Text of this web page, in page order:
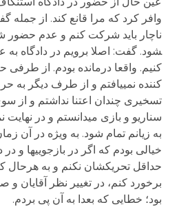
وافر کرد که مرا قانع کند. از جمله
شود. گفت: اصلا برویم در دادگاه به
کنیم. واقعا درمانده بودم. از طرفی
کننده نمی­یافتم و از طرف دیگر به
تسخیری چندان اعتنا نداشتم و از
سناریو و بازی می­دانستم و در
به زیانم تمام شود. به ویژه در آن
خیالی بودم که اگر در بازجویی­ها و در
حداقل تحریکشان نکنم و به هرحال
برخورد کنم، در تغییر نظر آقایان و
بود؛ خطایی که بعدا به آن پی بردم.